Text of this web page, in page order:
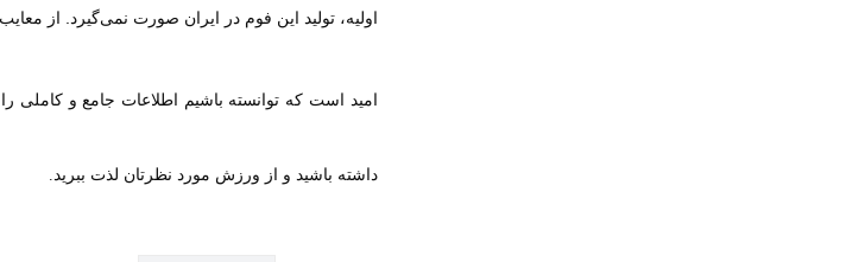
اولیه، تولید این فوم در ایران صورت نمی‌گیرد. از
امید است که توانسته باشیم اطلاعات جامع و کاملی را
داشته باشید و از ورزش مورد نظرتان لذت ببرید.